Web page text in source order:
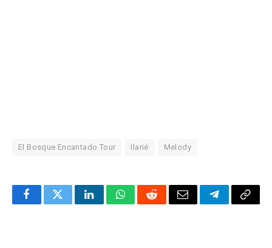
El Bosque Encantado Tour Ilarié Melody
FacebookTwitterLinkedInWhatsAppRedditCorreoTelegrama